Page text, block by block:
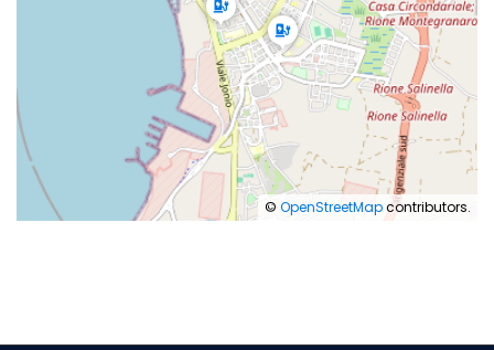
© OpenStreetMapcontributors.